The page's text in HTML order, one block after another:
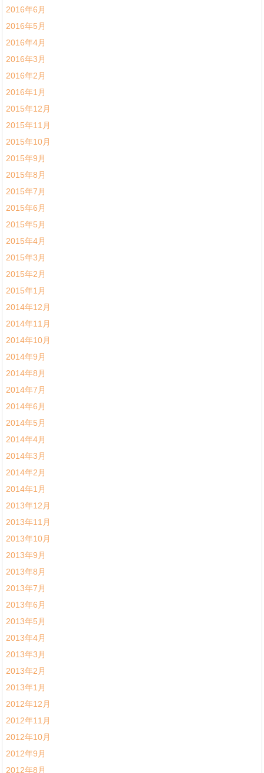
2016年6月
2016年5月
2016年4月
2016年3月
2016年2月
2016年1月
2015年12月
2015年11月
2015年10月
2015年9月
2015年8月
2015年7月
2015年6月
2015年5月
2015年4月
2015年3月
2015年2月
2015年1月
2014年12月
2014年11月
2014年10月
2014年9月
2014年8月
2014年7月
2014年6月
2014年5月
2014年4月
2014年3月
2014年2月
2014年1月
2013年12月
2013年11月
2013年10月
2013年9月
2013年8月
2013年7月
2013年6月
2013年5月
2013年4月
2013年3月
2013年2月
2013年1月
2012年12月
2012年11月
2012年10月
2012年9月
2012年8月